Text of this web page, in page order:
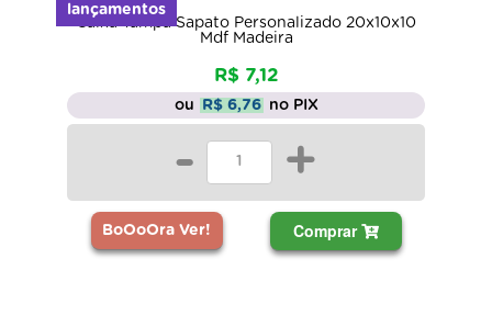
Caixa Tampa Sapato Personalizado 20x10x10
Mdf Madeira
R$ 7,12
ou R$ 6,76 no PIX
- +
BoOoOra Ver! Comprar
lançamentos